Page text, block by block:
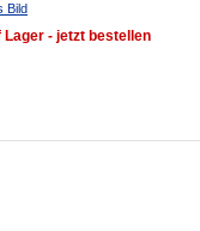
Bild
Lager - jetzt bestellen